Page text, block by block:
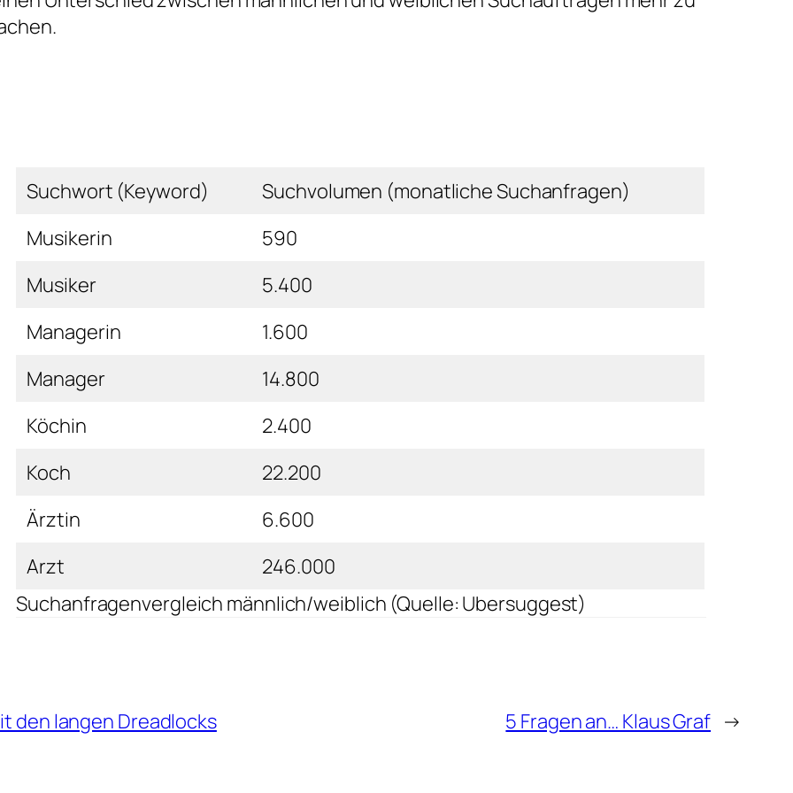
Suchwort (Keyword)
Suchvolumen (monatliche Suchanfragen)
Musikerin
590
Musiker
5.400
Managerin
1.600
Manager
14.800
Köchin
2.400
Koch
22.200
Ärztin
6.600
Arzt
246.000
Suchanfragenvergleich männlich/weiblich (Quelle: Ubersuggest)
den langen Dreadlocks 5 Fragen an… Klaus Graf →